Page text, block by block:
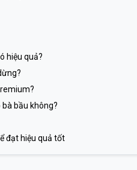
hiệu quả?
bầu không?
đạt hiệu quả tốt